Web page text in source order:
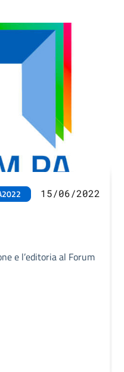
15/06/2022
e l’editoria al Forum